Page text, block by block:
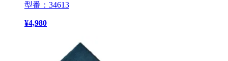
型番：34613
¥4,980